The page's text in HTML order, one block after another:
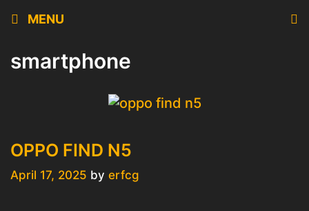
to
MENU
smartphone
OPPO FIND N5
April 17, 2025 by erfcg